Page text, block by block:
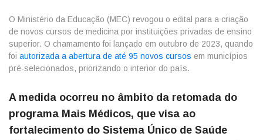
O Ministério da Educação (MEC) revogou o edital para a criação
de novos cursos de medicina por instituições privadas de ensino
superior. O chamamento foi lançado em outubro de 2023, quando
foi autorizada a abertura de até 95 novos cursos em municípios
pré-selecionados, priorizando o interior do país.
A medida ocorreu no âmbito da retomada do
programa Mais Médicos, que visa ao
fortalecimento do Sistema Único de Saúde